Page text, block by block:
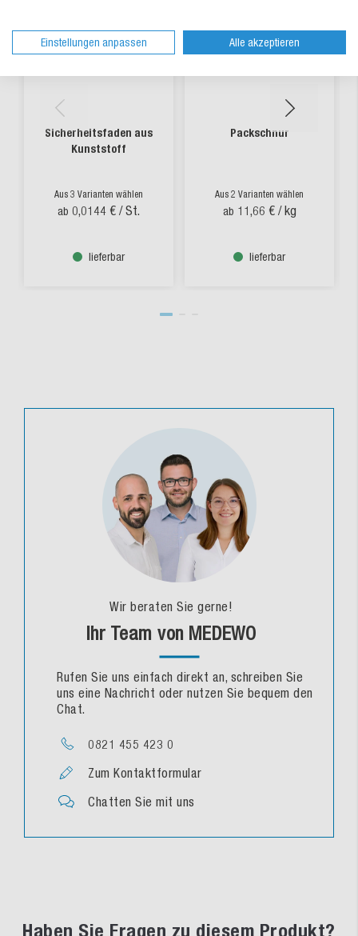
Sicherheitsfaden aus
Kunststoff
Aus 3 Varianten wählen
ab 0,0144 € / St.
lieferbar
Packschnur
Aus 2 Varianten wählen
ab 11,66 € / kg
lieferbar
Wir beraten Sie gerne!
Ihr Team von MEDEWO
Rufen Sie uns einfach direkt an, schreiben Sie
uns eine Nachricht oder nutzen Sie bequem den
Chat.
0821 455 423 0
Zum Kontaktformular
Chatten Sie mit uns
Haben Sie Fragen zu diesem Produkt?
Einstellungen anpassen Alle akzeptieren